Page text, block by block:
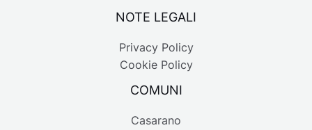
NOTE LEGALI
Privacy Policy
Cookie Policy
COMUNI
Casarano